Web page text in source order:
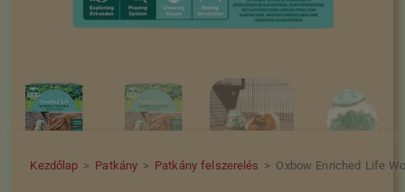
Kezdőlap > Patkány > Patkány felszerelés > Oxbow Enriched Life